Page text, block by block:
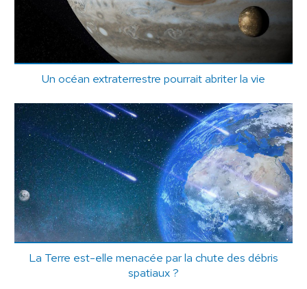
Un océan extraterrestre pourrait abriter la vie
La Terre est-elle menacée par la chute des débris
spatiaux ?